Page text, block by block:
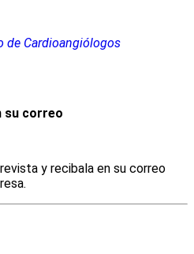
de Cardioangiólogos
su correo
y recibala en su correo